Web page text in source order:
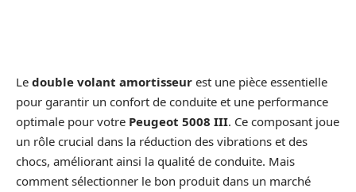
Le double volant amortisseur est une pièce essentielle
pour garantir un confort de conduite et une performance
optimale pour votre Peugeot 5008 III. Ce composant joue
un rôle crucial dans la réduction des vibrations et des
chocs, améliorant ainsi la qualité de conduite. Mais
comment sélectionner le bon produit dans un marché